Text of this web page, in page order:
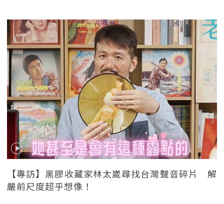
【專訪】黑膠收藏家林太崴尋找台灣聲音碎片 解
嚴前尺度超乎想像！